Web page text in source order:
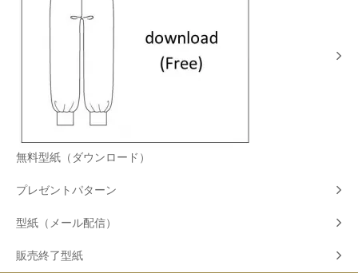
無料型紙（ダウンロード）
プレゼントパターン
型紙（メール配信）
販売終了型紙